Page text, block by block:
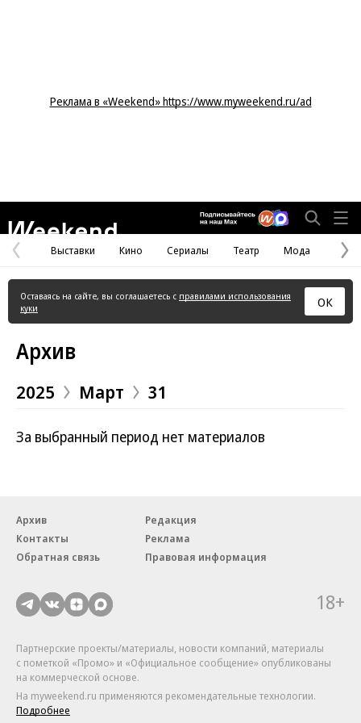
Реклама в «Weekend» https://www.myweekend.ru/ad
Предыдущая
страница
Выставки Кино Сериалы Театр Мода
Оставаясь на сайте, вы соглашаетесь с правилами использования
куки
ОК
Архив
2025 Март 31
За выбранный период нет материалов
Архив
Редакция
Контакты
Реклама
Обратная связь
Правовая информация
18+
Партнерские проекты/материалы, новости компаний, материалы
с пометкой «Промо» и «Официальное сообщение» опубликованы
на коммерческой основе.
На myweekend.ru применяются рекомендательные технологии.
Подробнее